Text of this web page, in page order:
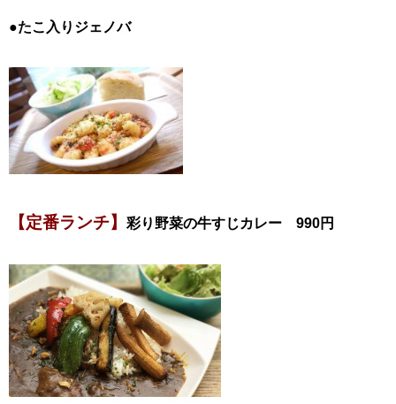
●たこ入りジェノバ
【定番ランチ】 彩り野菜の牛すじカレー 990円